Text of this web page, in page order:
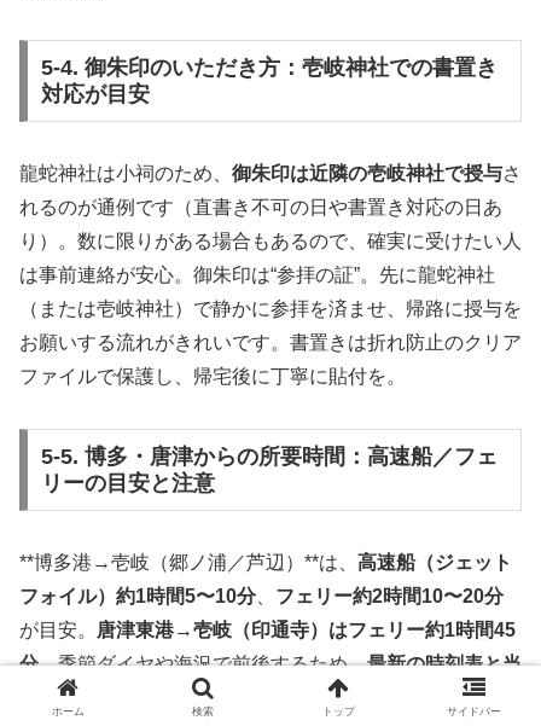
5-4. 御朱印のいただき方：壱岐神社での書置き
対応が目安
龍蛇神社は小祠のため、 御朱印は近隣の壱岐神社で授与さ
れるのが通例です（直書き不可の日や書置き対応の日あ
り）。数に限りがある場合もあるので、確実に受けたい人
は事前連絡が安心。御朱印は“参拝の証”。先に龍蛇神社
（または壱岐神社）で静かに参拝を済ませ、帰路に授与を
お願いする流れがきれいです。書置きは折れ防止のクリア
ファイルで保護し、帰宅後に丁寧に貼付を。
5-5. 博多・唐津からの所要時間：高速船／フェ
リーの目安と注意
**博多港→壱岐（郷ノ浦／芦辺）**は、 高速船（ジェット
フォイル）約1時間5〜10分、 フェリー約2時間10〜20分
が目安。
唐津東港→壱岐（印通寺）はフェリー約1時間45
分。季節ダイヤや海況で前後するため、最新の時刻表と当
日の運航情報を必ず確認
しましょう。繁忙期は満席・満車
ホーム 検索 トップ サイドバー